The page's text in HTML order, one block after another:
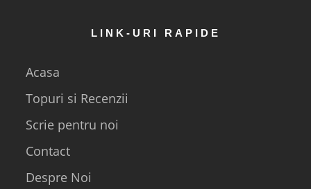
LINK-URI RAPIDE
Acasa
Topuri si Recenzii
Scrie pentru noi
Contact
Despre Noi